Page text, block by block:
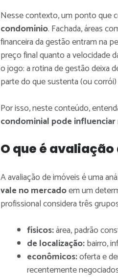
Nesse contexto, um ponto que
condomínio. Fachada, áreas
financeira da gestão entram na
preço final quanto a velocidade
o jogo: a rotina de gestão deixa
parte do que sustenta (ou
Por isso, neste conteúdo,
condominial pode
O que é
A avaliação de imóveis é uma
vale no mercadoem um
profissional considera três
físicos:área, padrão
de localização:bairro,
econômicos:oferta e
recentemente